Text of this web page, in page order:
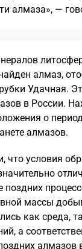
алмаза», —
алмаз,
Удачная.
в России.
о
алмазов.
что условия
поздних
массы
как среда,
а
алмазов